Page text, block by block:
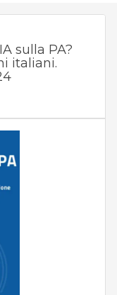
sulla PA?
italiani.